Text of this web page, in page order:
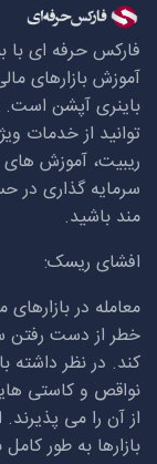
آموزش بازارهای
باینری آپشن است.
توانید از خدمات
ریبیت، آموزش های
سرمایه گذاری در
مند باشید.
افشای ریسک:
معامله در
خطر از دست رفتن
کند. در نظر داشته
نواقص و کاستی
از آن را می
بازارها به طور